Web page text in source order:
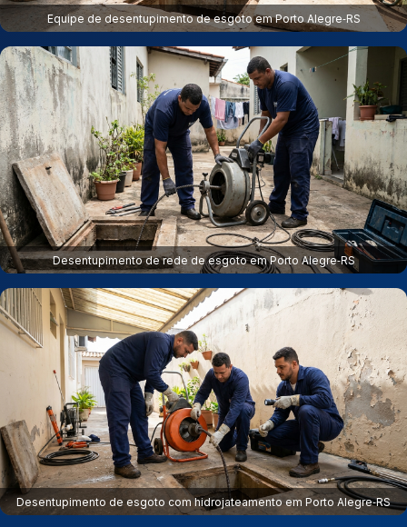
Equipe de desentupimento de esgoto em Porto Alegre‑RS
Desentupimento de rede de esgoto em Porto Alegre‑RS
Desentupimento de esgoto com hidrojateamento em Porto Alegre‑RS